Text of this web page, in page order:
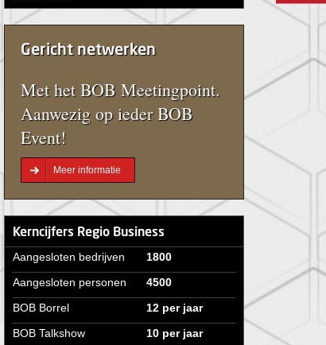
Gericht netwerken
Met het BOB Meetingpoint.
Aanwezig op ieder BOB
Event!
Meer informatie
Kerncijfers Regio Business
Aangesloten bedrijven
1800
Aangesloten personen
4500
BOB Borrel
12 per jaar
BOB Talkshow
10 per jaar